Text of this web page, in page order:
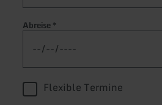
Abreise*
Flexible Termine